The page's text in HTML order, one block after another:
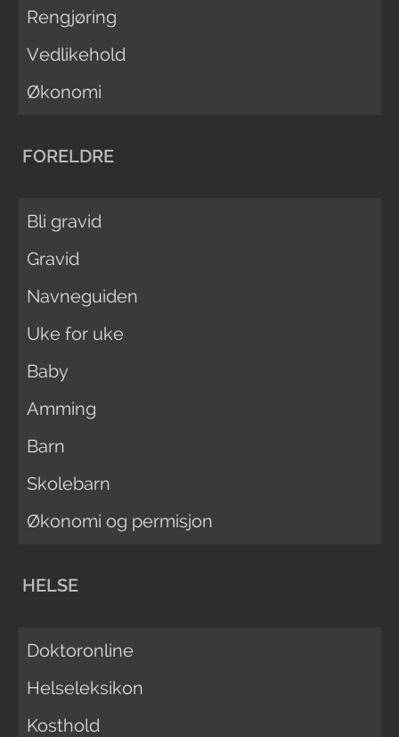
Rengjøring
Vedlikehold
Økonomi
FORELDRE
Bli gravid
Gravid
Navneguiden
Uke for uke
Baby
Amming
Barn
Skolebarn
Økonomi og permisjon
HELSE
Doktoronline
Helseleksikon
Kosthold